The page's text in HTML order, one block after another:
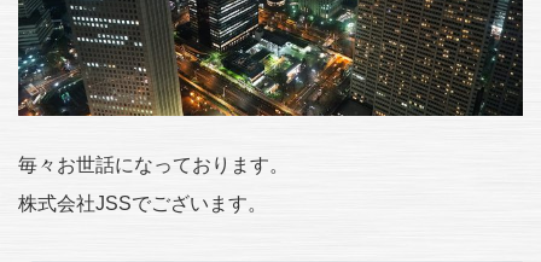
毎々お世話になっております。
株式会社JSSでございます。